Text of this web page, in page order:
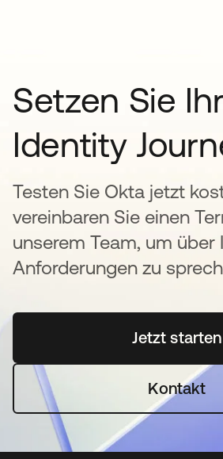
Setzen Sie
Identity
Testen Sie Okta jetzt
vereinbaren Sie einen
unserem Team, um über
Anforderungen zu
Jetzt starten
wird
Kontakt